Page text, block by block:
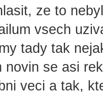
ze to
vsech
tady tak
novin se asi
veci a tak,